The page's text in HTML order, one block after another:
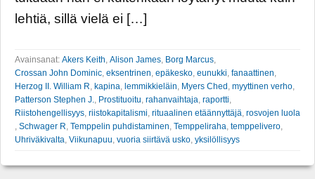
lehtiä, sillä vielä ei […]
Avainsanat: Akers Keith, Alison James, Borg Marcus,
Crossan John Dominic, eksentrinen, epäkesko, eunukki, fanaattinen,
Herzog II. William R, kapina, lemmikkieläin, Myers Ched , myyttinen verho,
Patterson Stephen J., Prostituoitu, rahanvaihtaja, raportti,
Riistohengellisyys, riistokapitalismi, rituaalinen etäännyttäjä, rosvojen luola
, Schwager R, Temppelin puhdistaminen, Temppeliraha, temppelivero,
Uhriväkivalta, Viikunapuu, vuoria siirtävä usko, yksilöllisyys